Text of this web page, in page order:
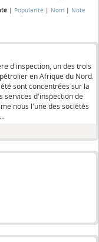
| Popularité | Nom | Note
d'inspection, un des trois
en Afrique du Nord.
sont concentrées sur la
services d'inspection de
nous l'une des sociétés